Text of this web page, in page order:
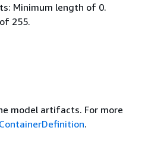
Minimum length of 0.
255.
model artifacts. For more
ContainerDefinition.